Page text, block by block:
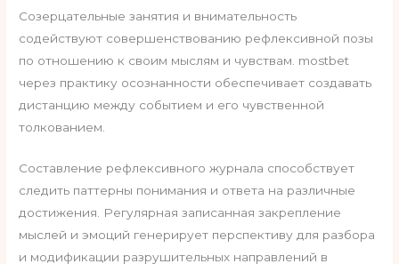
Созерцательные занятия и внимательность
содействуют совершенствованию рефлексивной позы
по отношению к своим мыслям и чувствам. mostbet
через практику осознанности обеспечивает создавать
дистанцию между событием и его чувственной
толкованием.
Составление рефлексивного журнала способствует
следить паттерны понимания и ответа на различные
достижения. Регулярная записанная закрепление
мыслей и эмоций генерирует перспективу для разбора
и модификации разрушительных направлений в